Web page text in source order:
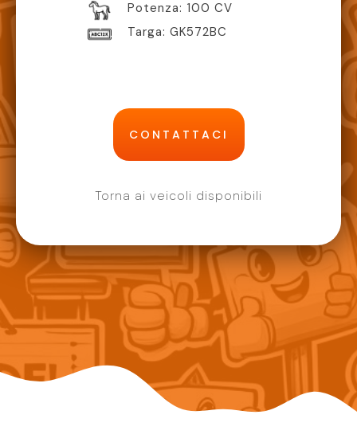
Potenza: 100 CV
Targa: GK572BC
CONTATTACI
Torna ai veicoli disponibili